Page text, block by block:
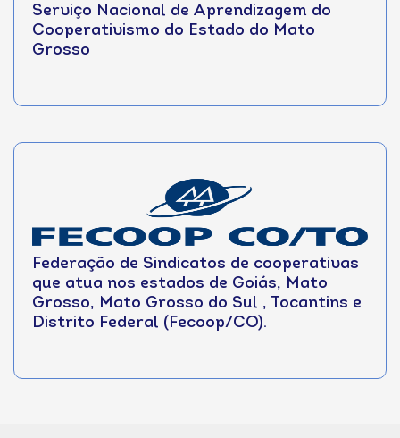
Serviço Nacional de Aprendizagem do
Cooperativismo do Estado do Mato
Grosso
Federação de Sindicatos de cooperativas
que atua nos estados de Goiás, Mato
Grosso, Mato Grosso do Sul , Tocantins e
Distrito Federal (Fecoop/CO).